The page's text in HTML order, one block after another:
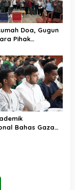
Doa, Gugun
Pihak
Bahas Gaza